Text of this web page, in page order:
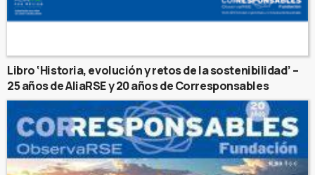
Libro ‘Historia, evolución y retos de la sostenibilidad’ –
25 años de AliaRSE y 20 años de Corresponsables